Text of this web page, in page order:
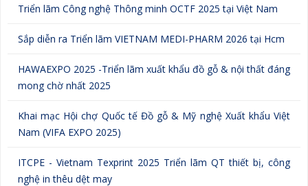
Triển lãm Công nghệ Thông minh OCTF 2025 tại Việt Nam
Sắp diễn ra Triển lãm VIETNAM MEDI-PHARM 2026 tại Hcm
HAWAEXPO 2025 -Triển lãm xuất khẩu đồ gỗ & nội thất đáng
mong chờ nhất 2025
Khai mạc Hội chợ Quốc tế Đồ gỗ & Mỹ nghệ Xuất khẩu Việt
Nam (VIFA EXPO 2025)
ITCPE - Vietnam Texprint 2025 Triển lãm QT thiết bị, công
nghệ in thêu dệt may